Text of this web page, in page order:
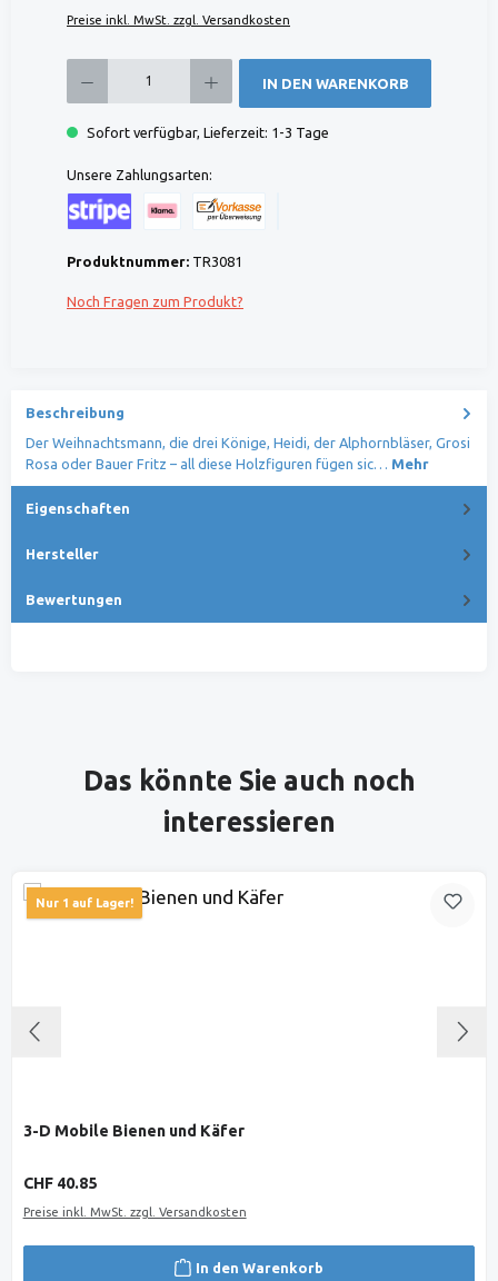
Preise inkl. MwSt. zzgl. Versandkosten
IN DEN WARENKORB
Sofort verfügbar, Lieferzeit: 1-3 Tage
Unsere Zahlungsarten:
Produktnummer: TR3081
Noch Fragen zum Produkt?
Beschreibung
Der Weihnachtsmann, die drei Könige, Heidi, der Alphornbläser, Grosi
Rosa oder Bauer Fritz – all diese Holzfiguren fügen sic… Mehr
Eigenschaften
Hersteller
Bewertungen
Produktgalerie überspringen
Das könnte Sie auch noch
interessieren
Nur 1 auf Lager!
3-D Mobile Bienen und Käfer
Regulärer Preis:
CHF 40.85
Preise inkl. MwSt. zzgl. Versandkosten
In den Warenkorb